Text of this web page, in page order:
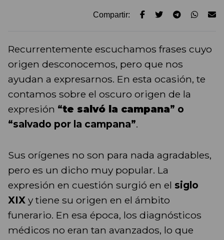
Compartir:
Recurrentemente escuchamos frases cuyo
origen desconocemos, pero que nos
ayudan a expresarnos. En esta ocasión, te
contamos sobre el oscuro origen de la
expresión “te salvó la campana” o
“salvado por la campana”.
Sus orígenes no son para nada agradables,
pero es un dicho muy popular. La
expresión en cuestión surgió en el siglo
XIX y tiene su origen en el ámbito
funerario. En esa época, los diagnósticos
médicos no eran tan avanzados, lo que